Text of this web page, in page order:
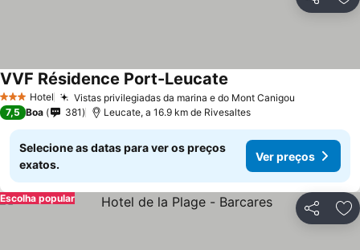
Partilhar
3 EstrelasHotel Vistas privilegiadas da marina e do Mont Canigou
VVF Résidence Port-Leucate
7,5 Boa 381 Leucate, a 16.9 km de Rivesaltes
Selecione as datas para ver os preços
exatos.
Ver preços
Partilhar
Escolha popular